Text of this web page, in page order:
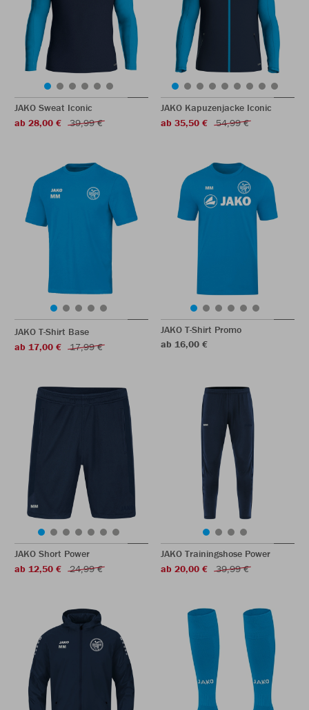
JAKO Sweat Iconic
ab 28,00 €
39,99 €
JAKO Kapuzenjacke Iconic
ab 35,50 €
54,99 €
JAKO T-Shirt Base
ab 17,00 €
17,99 €
JAKO T-Shirt Promo
ab 16,00 €
JAKO Short Power
ab 12,50 €
24,99 €
JAKO Trainingshose Power
ab 20,00 €
39,99 €